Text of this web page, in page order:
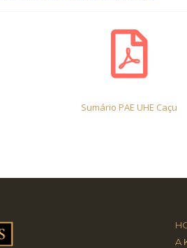
Sumário PAE UHE Caçu
A